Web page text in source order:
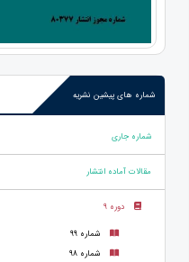
شماره های پیشین نشریه
شماره جاری
مقالات آماده انتشار
دوره 9
شماره 99
شماره 98